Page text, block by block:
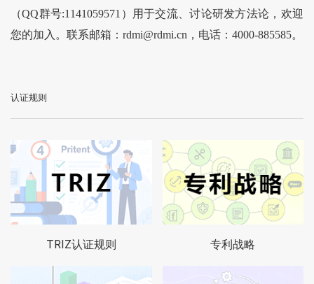
（QQ群号:1141059571）用于交流、讨论研发方法论，欢迎
您的加入。联系邮箱：rdmi@rdmi.cn，电话：4000-885585。
认证规则
TRIZ认证规则 专利战略